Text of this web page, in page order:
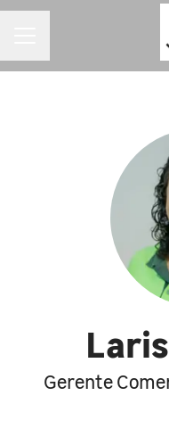
Gerente